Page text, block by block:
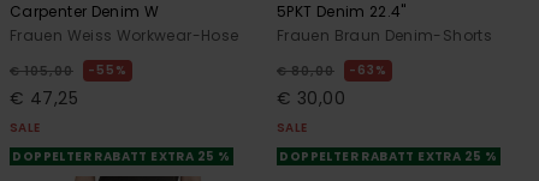
Carpenter Denim W
Frauen Weiss Workwear-Hose
€ 105,00 55%
€ 47,25
SALE
DOPPELTER RABATT EXTRA 25 %
5PKT Denim 22.4"
Frauen Braun Denim-Shorts
€ 80,00 63%
€ 30,00
SALE
DOPPELTER RABATT EXTRA 25 %